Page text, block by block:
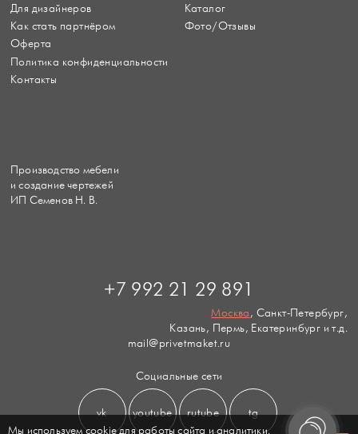
Для дизайнеров
Как стать партнёром
Оферта
Политика конфиденциальности
Контакты
Каталог
Фото/Отзывы
Производство мебели
и создание чертежей
ИП Семенов Н. В.
+7 992 21 29 891
Москва, Санкт-Петербург,
Казань, Пермь, Екатеринбург и т.д.
mail@privetmaket.ru
Социальные сети
vk youtube rutube
tg
Мы используем cookie для работы сайта и аналитики.